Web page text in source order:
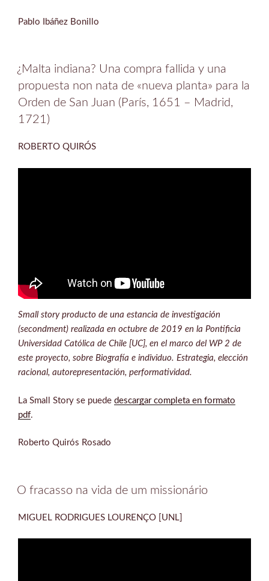
Pablo Ibáñez Bonillo
¿Malta indiana? Una compra fallida y una
propuesta non nata de «nueva planta» para la
Orden de San Juan (París, 1651 – Madrid,
1721)
ROBERTO QUIRÓS
Small story producto de una estancia de investigación
(secondment) realizada en octubre de 2019 en la Pontificia
Universidad Católica de Chile [UC], en el marco del WP 2 de
este proyecto, sobre Biografía e individuo. Estrategia, elección
racional, autorepresentación, performatividad.
La Small Story se puede descargar completa en formato
pdf.
Roberto Quirós Rosado
O fracasso na vida de um missionário
MIGUEL RODRIGUES LOURENÇO [UNL]